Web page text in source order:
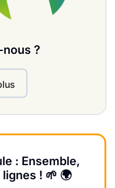
?
: Ensemble,
! 🌱 🌍